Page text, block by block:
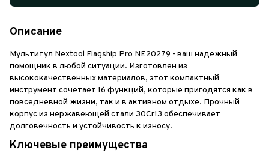
Описание
Мультитул Nextool Flagship Pro NE20279 - ваш надежный
помощник в любой ситуации. Изготовлен из
высококачественных материалов, этот компактный
инструмент сочетает 16 функций, которые пригодятся как в
повседневной жизни, так и в активном отдыхе. Прочный
корпус из нержавеющей стали 30Cr13 обеспечивает
долговечность и устойчивость к износу.
Ключевые преимущества